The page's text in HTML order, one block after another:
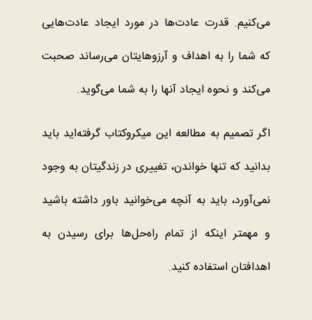
می‌کنیم. قدرت عادت‌ها در مورد ایجاد عادت‌هایی
که شما را به اهداف و آرزوهایتان می‌رساند صحبت
می‌کند و نحوه ایجاد آنها را به شما می‌گوید.
اگر تصمیم به مطالعه این میکروکتاب گرفته‌اید باید
بدانید که تنها خواندن، تغییری در زندگیتان به وجود
نمی‌آورد، باید به آنچه می‌خوانید باور داشته باشید
و مهمتر اینکه از تمام راه‌حل‌ها برای رسیدن به
اهدافتان استفاده کنید.